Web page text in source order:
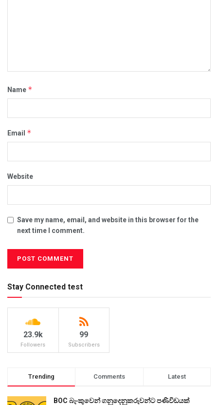
Name *
Email *
Website
Save my name, email, and website in this browser for the
next time I comment.
Stay Connected test
23.9k
Followers
99
Subscribers
Trending Comments Latest
BOC බැංකුවෙන් ගනුදෙනුකරුවන්ට පණිවිඩයක්